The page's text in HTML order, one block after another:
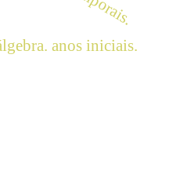
anos iniciais.